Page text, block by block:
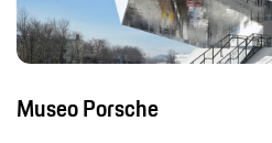
Museo Porsche